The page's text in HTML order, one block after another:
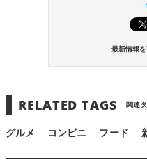
最新情報
RELATED TAGS 関連
グルメ コンビニ フード